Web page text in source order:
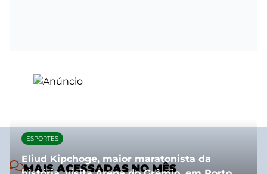
MAIS ACESSADAS NO MÊS
ESPORTES
Eliud Kipchoge, maior maratonista da